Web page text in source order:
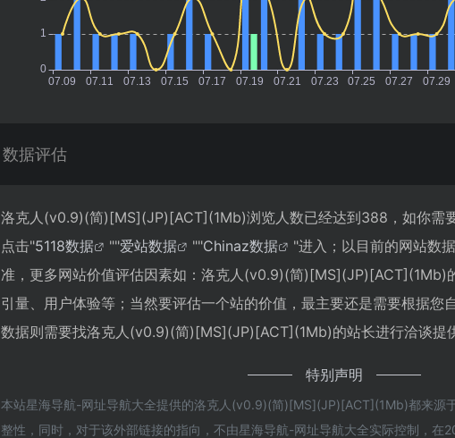
数据评估
洛克人(v0.9)(简)[MS](JP)[ACT](1Mb)浏览人数已经达到388，如你需
点击"5118数据 ""爱站数据 ""Chinaz数据
"进入；以目前的网站数
准，更多网站价值评估因素如：洛克人(v0.9)(简)[MS](JP)[ACT](1Mb)
引量、用户体验等；当然要评估一个站的价值，最主要还是需要根据您
数据则需要找洛克人(v0.9)(简)[MS](JP)[ACT](1Mb)的站长进行洽谈提
特别声明
本站星海导航-网址导航大全提供的洛克人(v0.9)(简)[MS](JP)[ACT](1Mb)都来源
整性，同时，对于该外部链接的指向，不由星海导航-网址导航大全实际控制，在